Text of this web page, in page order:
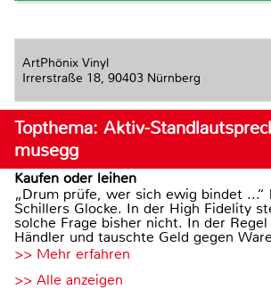
ArtPhönix Vinyl
Irrerstraße 18, 90403 Nürnberg
Topthema: Aktiv-
musegg
Kaufen oder leihen
„Drum prüfe, wer sich ewig bindet ...“
Schillers Glocke. In der High Fidelity
solche Frage bisher nicht. In der
Händler und tauschte Geld gegen
>> Mehr erfahren
>> Alle anzeigen